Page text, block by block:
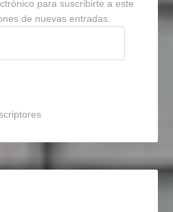
para suscribirte a este
de nuevas entradas.